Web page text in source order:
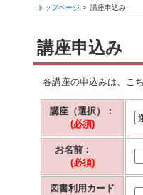
トップページ > 講座申込み
講座申込み
各講座の申込みは、こ
講座（選択）：
(必須)
お名前：
(必須)
図書利用カード